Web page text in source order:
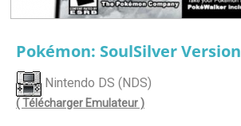
Pokémon: SoulSilver Version
Nintendo DS (NDS)
( Télécharger Emulateur )